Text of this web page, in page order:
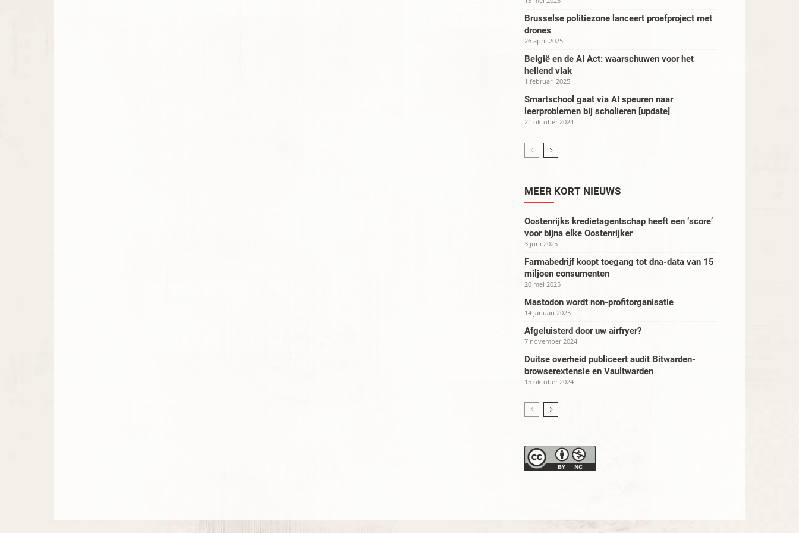
Brusselse politiezone lanceert proefproject met
drones
26 april 2025
België en de AI Act: waarschuwen voor het
hellend vlak
1 februari 2025
Smartschool gaat via AI speuren naar
leerproblemen bij scholieren [update]
21 oktober 2024
MEER KORT NIEUWS
Oostenrijks kredietagentschap heeft een ‘score’
voor bijna elke Oostenrijker
3 juni 2025
Farmabedrijf koopt toegang tot dna-data van 15
miljoen consumenten
20 mei 2025
Mastodon wordt non-profitorganisatie
14 januari 2025
Afgeluisterd door uw airfryer?
7 november 2024
Duitse overheid publiceert audit Bitwarden-
browserextensie en Vaultwarden
15 oktober 2024